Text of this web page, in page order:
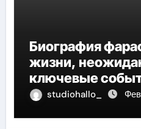
Биография
жизни,
ключевые
studiohallo_